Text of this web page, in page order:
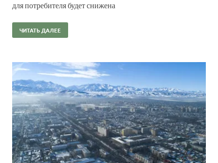
для потребителя будет снижена
ЧИТАТЬ ДАЛЕЕ